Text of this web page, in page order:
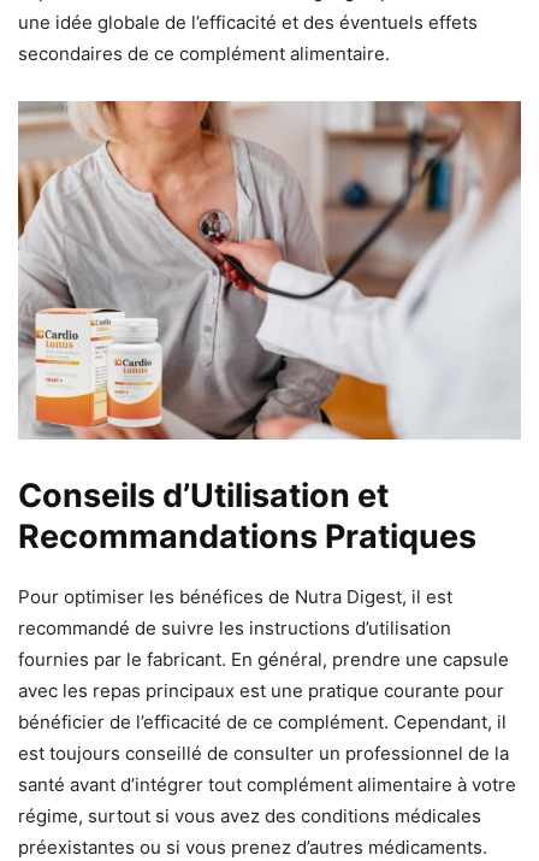
une idée globale de l’efficacité et des éventuels effets
secondaires de ce complément alimentaire.
Conseils d’Utilisation et
Recommandations Pratiques
Pour optimiser les bénéfices de Nutra Digest, il est
recommandé de suivre les instructions d’utilisation
fournies par le fabricant. En général, prendre une capsule
avec les repas principaux est une pratique courante pour
bénéficier de l’efficacité de ce complément. Cependant, il
est toujours conseillé de consulter un professionnel de la
santé avant d’intégrer tout complément alimentaire à votre
régime, surtout si vous avez des conditions médicales
préexistantes ou si vous prenez d’autres médicaments.